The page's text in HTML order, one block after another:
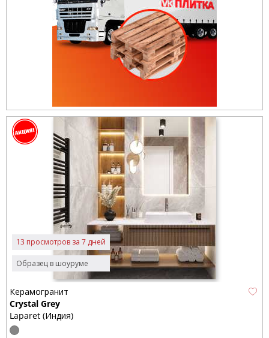
Образец в шоуруме
13 просмотров за 7 дней
Керамогранит
Crystal Grey
Laparet (Индия)